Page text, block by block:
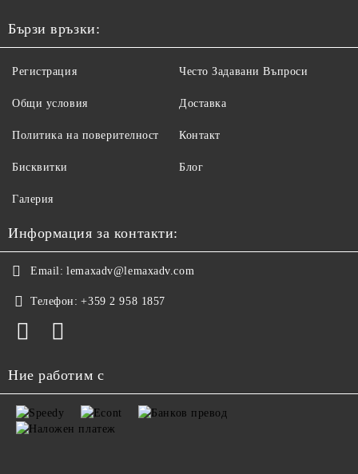
Бързи връзки:
Регистрация
Общи условия
Политика на поверителност
Бисквитки
Често Задавани Въпроси
Доставка
Контакт
Блог
Галерия
Информация за контакти:
Email: lemaxadv@lemaxadv.com
Телефон: +359 2 958 1857
Ние работим с